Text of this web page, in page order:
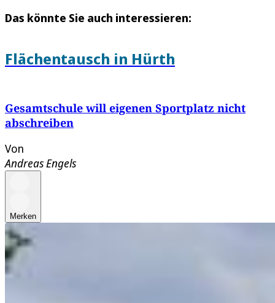
Das könnte Sie auch interessieren:
Flächentausch in Hürth
Gesamtschule will eigenen Sportplatz nicht
abschreiben
Von
Andreas Engels
Merken